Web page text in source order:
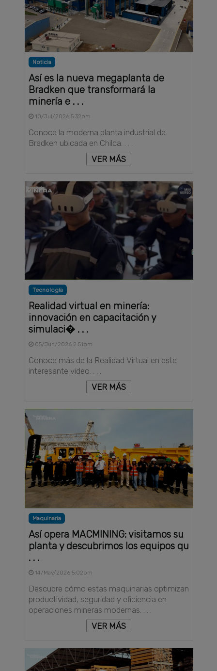
Noticia
Así es la nueva megaplanta de
Bradken que transformará la
minería e . . .
10/Jul/2026 5:32pm
Conoce la moderna planta industrial de
Bradken ubicada en Chilca. . . .
VER MÁS
Tecnología
Realidad virtual en minería:
innovación en capacitación y
simulaci� . . .
05/Jun/2026 2:51pm
Conoce más de la Realidad Virtual en este
interesante video. . . .
VER MÁS
Maquinaria
Así opera MACMINING: visitamos su
planta y descubrimos los equipos qu
. . .
14/May/2026 5:02pm
Descubre cómo estas maquinarias optimizan
productividad, seguridad y eficiencia en
operaciones mineras modernas. . . .
VER MÁS